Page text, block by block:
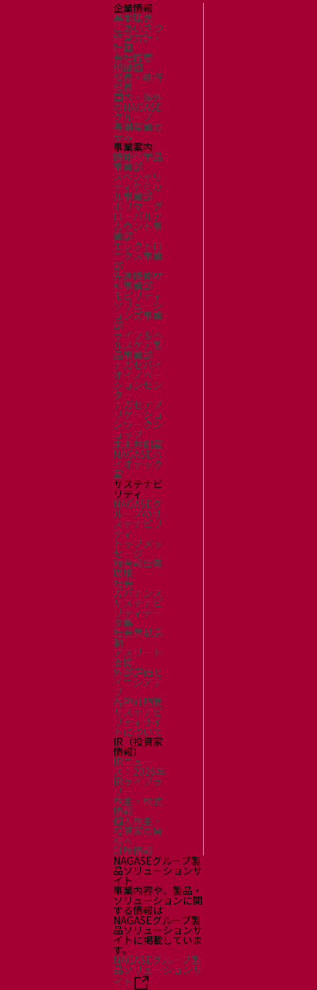
企業情報
基本理念
ごあいさつ
経営方針・
計画
会社概要
組織図
役員・執行
役員
国内・海外
のNAGASE
グループ
長瀬産業の
歩み
事業案内
機能化学品
事業部
スペシャリ
ティケミカ
ル事業部
ポリマーグ
ローバルア
カウント事
業部
エレクトロ
ニクス事業
部
先進機能材
料事業部
モビリティ
ソリューシ
ョンズ事業
部
ライフ＆ヘ
ルスケア製
品事業部
ナガセバイ
オイノベー
ションセン
ター
ナガセアプ
リケーショ
ンワークシ
ョップ
未来共創室
NAGASEバ
イオテック
室
サステナビ
リティ
NAGASEグ
ループのサ
ステナビリ
ティ
トップメッ
セージ
統合報告書
環境
社会
ガバナンス
サステナビ
リティデー
タ集
社会貢献活
動
アスリート
支援
外部評価と
イニシアチ
ブ
各種対照表
サステナビ
リティサイ
トについて
IR（投資家
情報）
IRニュー
ス：2026年
IRライブラ
リー
株主・株式
情報
個人株主・
投資家の皆
様へ
財務情報
NAGASEグループ製
品ソリューションサ
イト
事業内容や、製品・
ソリューションに関
する情報は
NAGASEグループ製
品ソリューションサ
イトに掲載していま
す。
NAGASEグループ製
品ソリューションサ
イト